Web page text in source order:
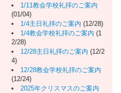
1/11教会学校礼拝のご案内
(01/04)
1/4主日礼拝のご案内 (12/28)
1/4教会学校礼拝のご案内 (1
2/28)
12/28主日礼拝のご案内 (12/2
4)
12/28教会学校礼拝のご案内
(12/24)
2025年クリスマスのご案内